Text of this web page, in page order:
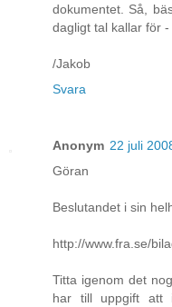
dokumentet. Så,
dagligt tal kallar för -
/Jakob
Svara
Anonym 22 juli
Göran
Beslutandet i sin
http://www.fra.se/
Titta igenom det
har till uppgift att i